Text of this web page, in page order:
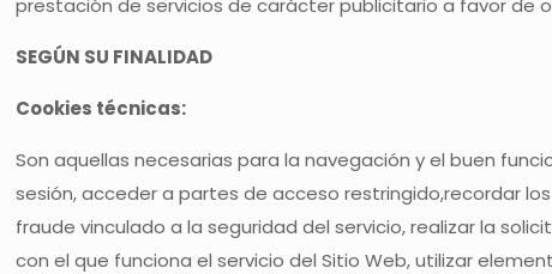
prestación de servicios de carácter publicitario a favor de
SEGÚN SU FINALIDAD
Cookies técnicas:
Son aquellas necesarias para la navegación y el buen
sesión, acceder a partes de acceso restringido,recordar
fraude vinculado a la seguridad del servicio, realizar la
con el que funciona el servicio del Sitio Web, utilizar